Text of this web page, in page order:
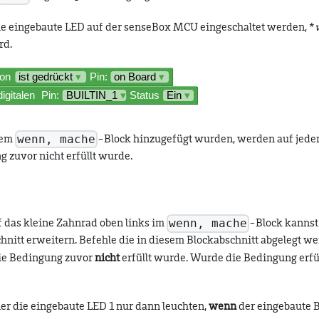
eingebaute LED auf der senseBox MCU eingeschaltet werden, *
wenn, mache -Block hinzugefügt wurden, werden auf
zuvor nicht erfüllt wurde.
kleine Zahnrad oben links im wenn, mache -Block
erweitern. Befehle die in diesem Blockabschnitt abgelegt
Bedingung zuvornichterfüllt wurde. Wurde die Bedingung
die eingebaute LED 1 nur dann leuchten,wennder eingebaute